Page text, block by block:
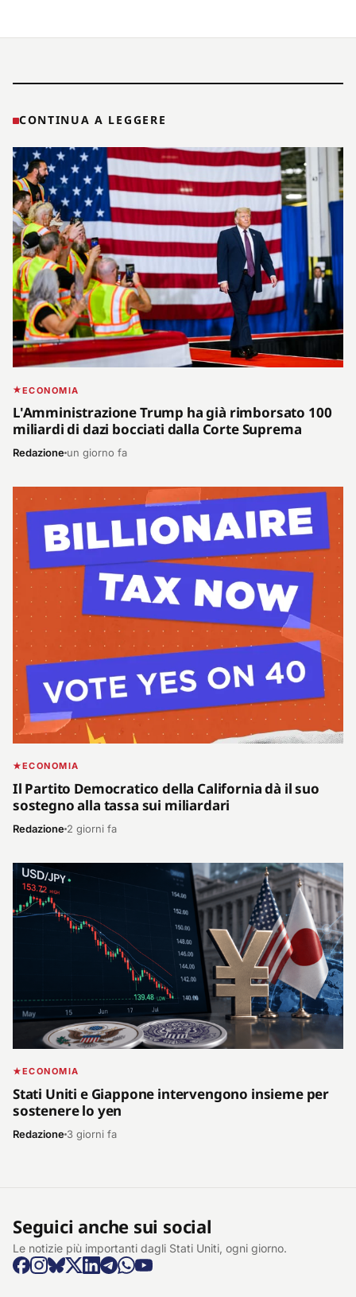
CONTINUA A LEGGERE
ECONOMIA
L'Amministrazione Trump ha già rimborsato 100
miliardi di dazi bocciati dalla Corte Suprema
Redazione un giorno fa
ECONOMIA
Il Partito Democratico della California dà il suo
sostegno alla tassa sui miliardari
Redazione 2 giorni fa
ECONOMIA
Stati Uniti e Giappone intervengono insieme per
sostenere lo yen
Redazione 3 giorni fa
Seguici anche sui social
Le notizie più importanti dagli Stati Uniti, ogni giorno.